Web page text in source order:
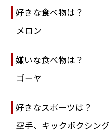
好きな食べ物は？
メロン
嫌いな食べ物は？
ゴーヤ
好きなスポーツは？
空手、キックボクシング